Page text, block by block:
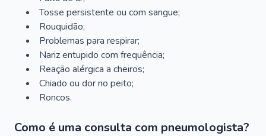
Tosse persistente ou com sangue;
Rouquidão;
Problemas para respirar;
Nariz entupido com frequência;
Reação alérgica a cheiros;
Chiado ou dor no peito;
Roncos.
Como é uma consulta com pneumologista?